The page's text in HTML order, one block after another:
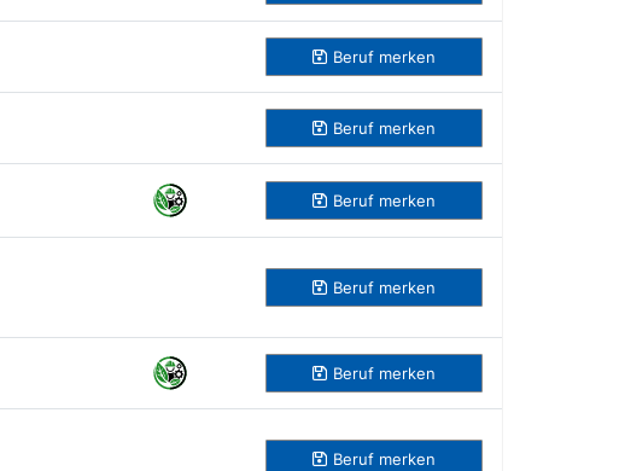
Beruf merken
Beruf merken
Beruf merken
Beruf merken
Beruf merken
Beruf merken